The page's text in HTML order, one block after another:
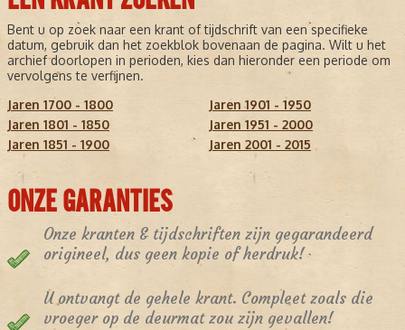
Bent u op zoek naar een krant of tijdschrift van een specifieke
datum, gebruik dan het zoekblok bovenaan de pagina. Wilt u het
archief doorlopen in perioden, kies dan hieronder een periode om
vervolgens te verfijnen.
Jaren 1700 - 1800
Jaren 1801 - 1850
Jaren 1851 - 1900
Jaren 1901 - 1950
Jaren 1951 - 2000
Jaren 2001 - 2015
ONZE GARANTIES
Onze kranten & tijdschriften zijn gegarandeerd
origineel, dus geen kopie of herdruk!
U ontvangt de gehele krant. Compleet zoals die
vroeger op de deurmat zou zijn gevallen!